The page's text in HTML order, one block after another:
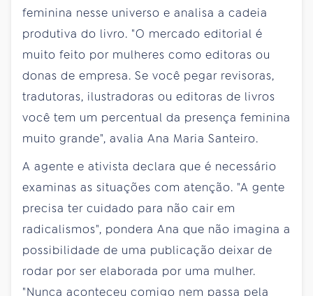
feminina nesse universo e analisa a cadeia
produtiva do livro. "O mercado editorial é
muito feito por mulheres como editoras ou
donas de empresa. Se você pegar revisoras,
tradutoras, ilustradoras ou editoras de livros
você tem um percentual da presença feminina
muito grande", avalia Ana Maria Santeiro.
A agente e ativista declara que é necessário
examinas as situações com atenção. "A gente
precisa ter cuidado para não cair em
radicalismos", pondera Ana que não imagina a
possibilidade de uma publicação deixar de
rodar por ser elaborada por uma mulher.
"Nunca aconteceu comigo nem passa pela